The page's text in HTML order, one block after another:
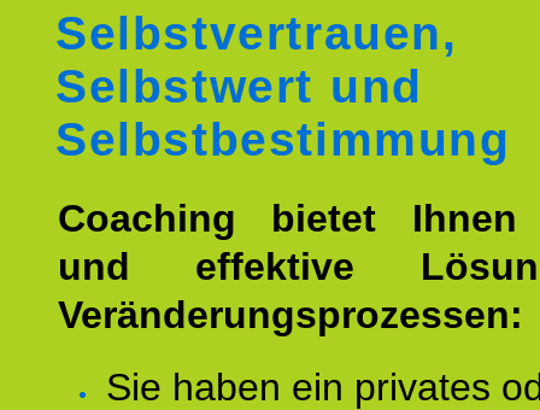
Selbstvertrauen,
Selbstwert und
Selbstbestimmung
Coaching bietet Ihnen
und effektive
Veränderungsprozessen:
Sie haben ein privates